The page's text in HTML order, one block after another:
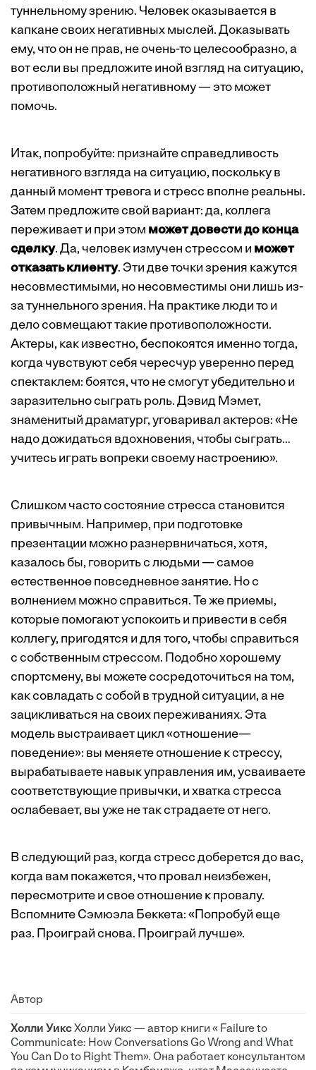
туннельному зрению. Человек оказывается в
капкане своих негативных мыслей. Доказывать
ему, что он не прав, не очень-то целесообразно, а
вот если вы предложите иной взгляд на ситуацию,
противоположный негативному — это может
помочь.
Итак, попробуйте: признайте справедливость
негативного взгляда на ситуацию, поскольку в
данный момент тревога и стресс вполне реальны.
Затем предложите свой вариант: да, коллега
переживает и при этом может довести до конца
сделку. Да, человек измучен стрессом и может
отказать клиенту. Эти две точки зрения кажутся
несовместимыми, но несовместимы они лишь из-
за туннельного зрения. На практике люди то и
дело совмещают такие противоположности.
Актеры, как известно, беспокоятся именно тогда,
когда чувствуют себя чересчур уверенно перед
спектаклем: боятся, что не смогут убедительно и
заразительно сыграть роль. Дэвид Мэмет,
знаменитый драматург, уговаривал актеров: «Не
надо дожидаться вдохновения, чтобы сыграть…
учитесь играть вопреки своему настроению».
Слишком часто состояние стресса становится
привычным. Например, при подготовке
презентации можно разнервничаться, хотя,
казалось бы, говорить с людьми — самое
естественное повседневное занятие. Но с
волнением можно справиться. Те же приемы,
которые помогают успокоить и привести в себя
коллегу, пригодятся и для того, чтобы справиться
с собственным стрессом. Подобно хорошему
спортсмену, вы можете сосредоточиться на том,
как совладать с собой в трудной ситуации, а не
зацикливаться на своих переживаниях. Эта
модель выстраивает цикл «отношение—
поведение»: вы меняете отношение к стрессу,
вырабатываете навык управления им, усваиваете
соответствующие привычки, и хватка стресса
ослабевает, вы уже не так страдаете от него.
В следующий раз, когда стресс доберется до вас,
когда вам покажется, что провал неизбежен,
пересмотрите и свое отношение к провалу.
Вспомните Сэмюэла Беккета: «Попробуй еще
раз. Проиграй снова. Проиграй лучше».
Автор
Холли УиксХолли Уикс — автор книги « Failure to
Communicate: How Conversations Go Wrong and What
You Can Do to Right Them». Она работает консультантом